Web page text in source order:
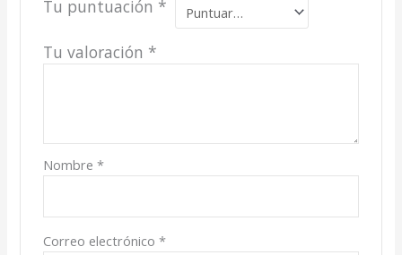
Tu puntuación *
Tu valoración *
Nombre *
Correo electrónico *